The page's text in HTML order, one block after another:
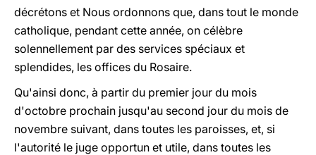
décrétons et Nous ordonnons que, dans tout le monde
catholique, pendant cette année, on célèbre
solennellement par des services spéciaux et
splendides, les offices du Rosaire.
Qu'ainsi donc, à partir du premier jour du mois
d'octobre prochain jusqu'au second jour du mois de
novembre suivant, dans toutes les paroisses, et, si
l'autorité le juge opportun et utile, dans toutes les